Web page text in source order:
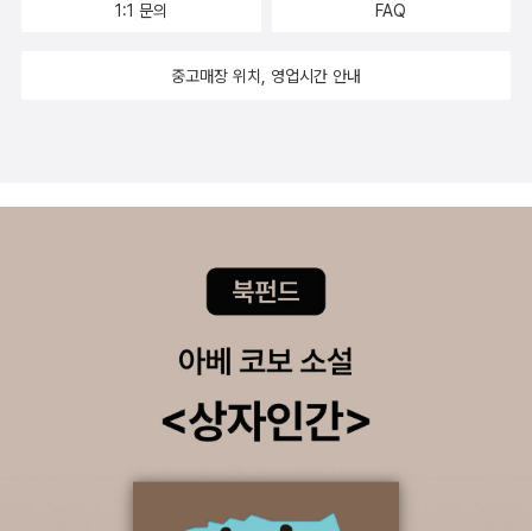
이 아닌 우리 모두의 공간이자 삶의 현장이라는 점도 함께 접하며 생
하기보단 사회학적인 관점에서의 접근도 중요하며 때로는 과학 기술
설계하다> 물론 관련 부서의 행정이나 정부 주도의 정책적 판단도 좋
지만 모두가 함께 하는 서울의 모습이 더 현실적이며 근사하지 않을
까 라는 생각도 들게 하는 책이다. 책에서 말하는 서울의 미래 모습과
1:1 문의 FAQ
중고매장 위치, 영업시간 안내